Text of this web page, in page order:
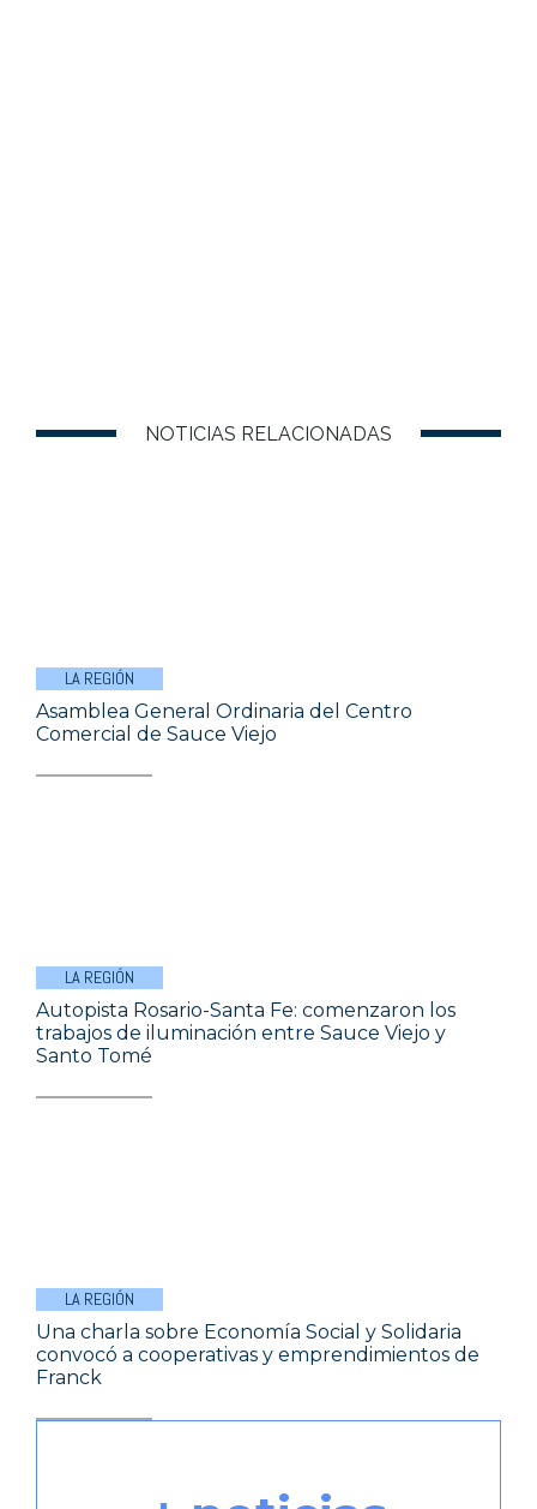
NOTICIAS RELACIONADAS
LA REGIÓN
Asamblea General Ordinaria del Centro
Comercial de Sauce Viejo
LA REGIÓN
Autopista Rosario-Santa Fe: comenzaron los
trabajos de iluminación entre Sauce Viejo y
Santo Tomé
LA REGIÓN
Una charla sobre Economía Social y Solidaria
convocó a cooperativas y emprendimientos de
Franck